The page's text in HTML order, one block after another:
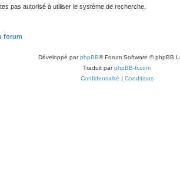
pas autorisé à utiliser le système de recherche.
forum
Développé parphpBB® Forum Software © phpBB
Traduit parphpBB-fr.com
Confidentialité | Conditions